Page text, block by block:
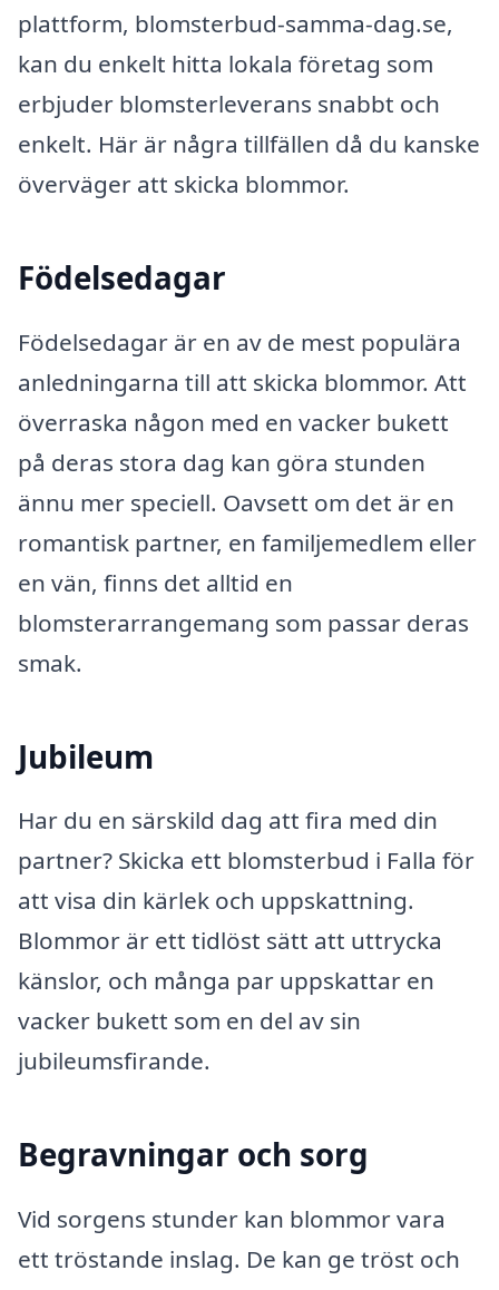
plattform, blomsterbud-samma-dag.se,
kan du enkelt hitta lokala företag som
erbjuder blomsterleverans snabbt och
enkelt. Här är några tillfällen då du kanske
överväger att skicka blommor.
Födelsedagar
Födelsedagar är en av de mest populära
anledningarna till att skicka blommor. Att
överraska någon med en vacker bukett
på deras stora dag kan göra stunden
ännu mer speciell. Oavsett om det är en
romantisk partner, en familjemedlem eller
en vän, finns det alltid en
blomsterarrangemang som passar deras
smak.
Jubileum
Har du en särskild dag att fira med din
partner? Skicka ett blomsterbud i Falla för
att visa din kärlek och uppskattning.
Blommor är ett tidlöst sätt att uttrycka
känslor, och många par uppskattar en
vacker bukett som en del av sin
jubileumsfirande.
Begravningar och sorg
Vid sorgens stunder kan blommor vara
ett tröstande inslag. De kan ge tröst och